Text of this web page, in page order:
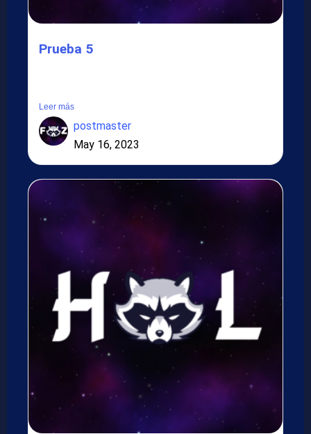
Prueba 5
Leer más
postmaster
May 16, 2023